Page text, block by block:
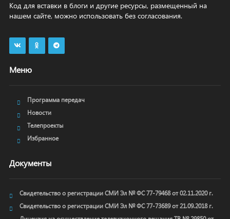
Код для вставки в блоги и другие ресурсы, размещенный на
нашем сайте, можно использовать без согласования.
Меню
Программа передач
Новости
Телепроекты
Избранное
Документы
Свидетельство о регистрации СМИ Эл № ФС 77-79468 от 02.11.2020 г.
Свидетельство о регистрации СМИ Эл № ФС 77-73689 от 21.09.2018 г.